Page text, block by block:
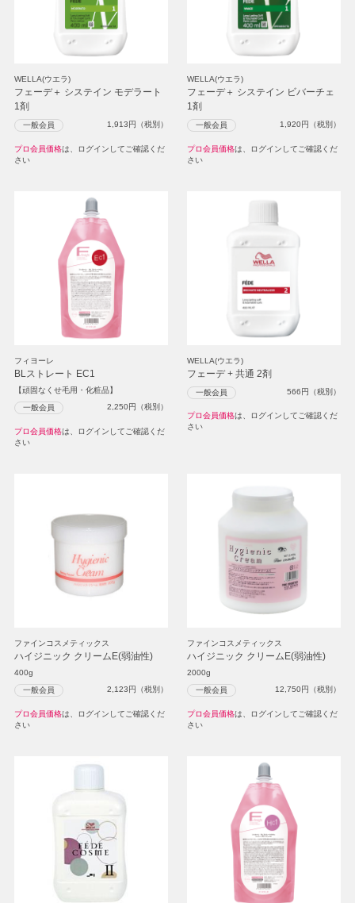
WELLA(ウエラ)
フェーデ＋ システイン モデラート
1剤
一般会員 1,913円（税別）
プロ会員価格は、ログインしてご確認くだ
さい
WELLA(ウエラ)
フェーデ＋ システイン ビバーチェ
1剤
一般会員 1,920円（税別）
プロ会員価格は、ログインしてご確認くだ
さい
フィヨーレ
BLストレート EC1
【頑固なくせ毛用・化粧品】
一般会員 2,250円（税別）
プロ会員価格は、ログインしてご確認くだ
さい
WELLA(ウエラ)
フェーデ + 共通 2剤
一般会員 566円（税別）
プロ会員価格は、ログインしてご確認くだ
さい
ファインコスメティックス
ハイジニック クリームE(弱油性)
400g
一般会員 2,123円（税別）
プロ会員価格は、ログインしてご確認くだ
さい
ファインコスメティックス
ハイジニック クリームE(弱油性)
2000g
一般会員 12,750円（税別）
プロ会員価格は、ログインしてご確認くだ
さい